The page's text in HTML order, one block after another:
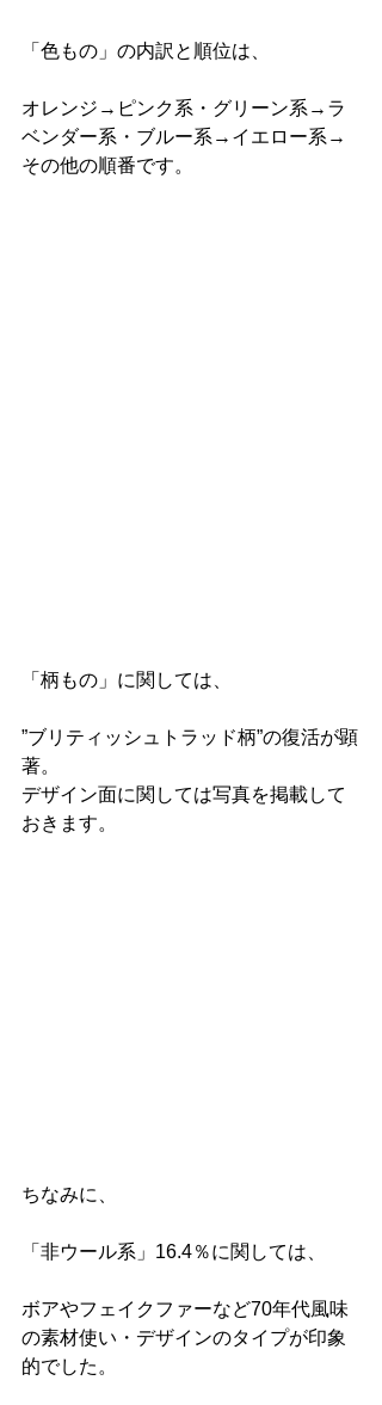
「色もの」の内訳と順位は、
オレンジ→ピンク系・グリーン系→ラ
ベンダー系・ブルー系→イエロー系→
その他の順番です。
「柄もの」に関しては、
”ブリティッシュトラッド柄”の復活が顕
著。
デザイン面に関しては写真を掲載して
おきます。
ちなみに、
「非ウール系」16.4％に関しては、
ボアやフェイクファーなど70年代風味
の素材使い・デザインのタイプが印象
的でした。